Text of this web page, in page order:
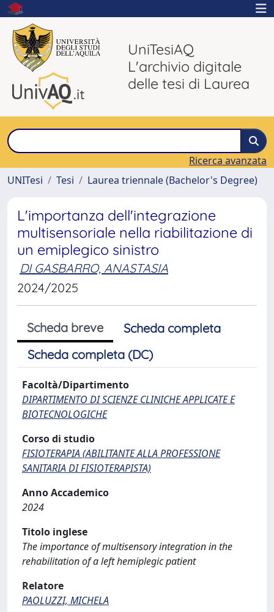
UniTesiAQ
L'archivio digitale
delle tesi di Laurea
Ricerca avanzata
UNITesi
Tesi Laurea triennale (Bachelor's Degree)
L'importanza dell'integrazione
multisensoriale nella riabilitazione di
un emiplegico sinistro
DI GASBARRO, ANASTASIA
2024/2025
Scheda breve
Scheda completa
Scheda completa (DC)
Facoltà/Dipartimento
DIPARTIMENTO DI SCIENZE CLINICHE APPLICATE E
BIOTECNOLOGICHE
Corso di studio
FISIOTERAPIA (ABILITANTE ALLA PROFESSIONE
SANITARIA DI FISIOTERAPISTA)
Anno Accademico
2024
Titolo inglese
The importance of multisensory integration in the
rehabilitation of a left hemiplegic patient
Relatore
PAOLUZZI, MICHELA